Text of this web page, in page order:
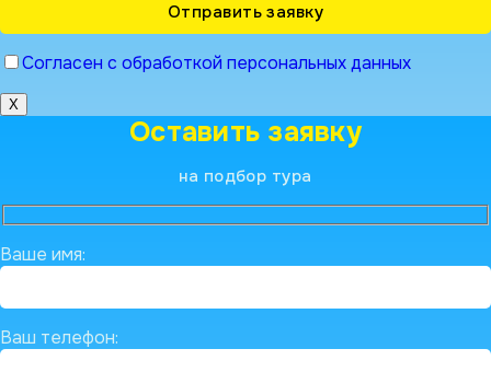
Согласен с обработкой персональных данных
X
Оставить заявку
на подбор тура
Ваше имя:
Ваш телефон: